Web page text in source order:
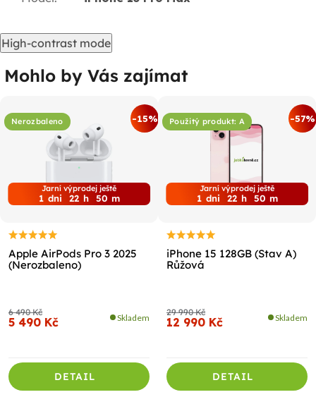
High-contrast mode
Mohlo by Vás zajímat
Nerozbaleno -15%
Jarní výprodej ještě
1 dni 22 h 50 m
Apple AirPods Pro 3 2025
(Nerozbaleno)
6 490 Kč
5 490 Kč Skladem
DETAIL
Použitý produkt: A -57%
Jarní výprodej ještě
1 dni 22 h 50 m
iPhone 15 128GB (Stav A)
Růžová
29 990 Kč
12 990 Kč Skladem
DETAIL